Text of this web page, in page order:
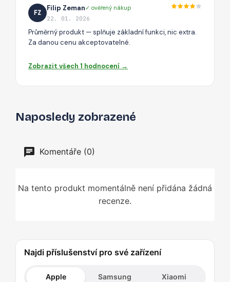
FZ
Filip Zeman✓ ověřený nákup
22. 01. 2026
Průměrný produkt — splňuje základní funkci, nic extra.
Za danou cenu akceptovatelné.
Zobrazit všech 1 hodnocení →
Naposledy zobrazené
Komentáře (0)
Na tento produkt momentálně není přidána žádná
recenze.
Najdi příslušenství pro své zařízení
Apple Samsung Xiaomi